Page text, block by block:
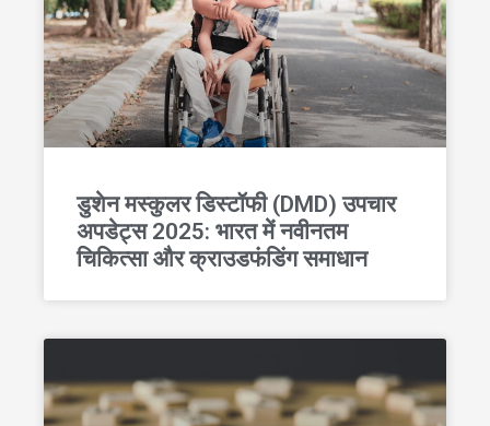
डुशेन मस्कुलर डिस्टॉफी (DMD) उपचार
अपडेट्स 2025: भारत में नवीनतम
चिकित्सा और क्राउडफंडिंग समाधान